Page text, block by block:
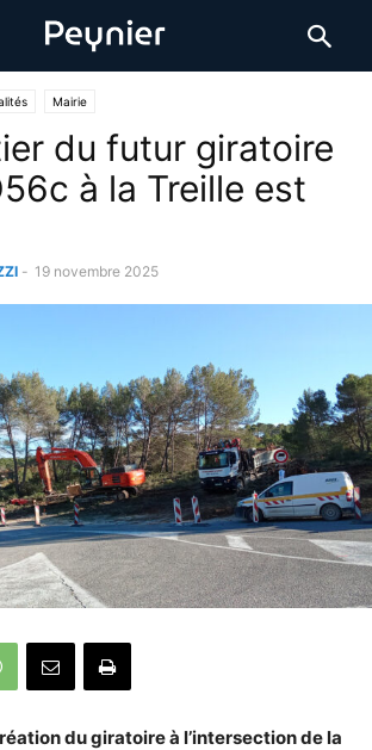
Mairie
du futur giratoire
à la Treille est
- 19 novembre 2025
du giratoire à l’intersection de la